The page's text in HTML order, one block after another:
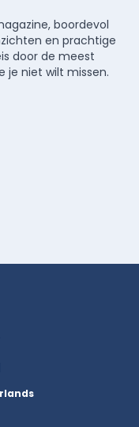
boordevol
en prachtige
door de meest
je niet wilt missen.